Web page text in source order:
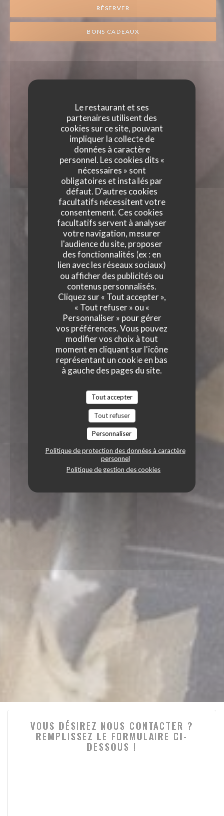
Le restaurant et ses
partenaires utilisent des
cookies sur ce site, pouvant
impliquer la collecte de
données à caractère
personnel. Les cookies dits «
nécessaires » sont
obligatoires et installés par
défaut. D'autres cookies
facultatifs nécessitent votre
consentement. Ces cookies
facultatifs servent à analyser
votre navigation, mesurer
l'audience du site, proposer
des fonctionnalités (ex : en
lien avec les réseaux sociaux)
ou afficher des publicités ou
contenus personnalisés.
Cliquez sur « Tout accepter »,
« Tout refuser » ou «
Personnaliser » pour gérer
vos préférences. Vous pouvez
modifier vos choix à tout
moment en cliquant sur l'icône
représentant un cookie en bas
à gauche des pages du site.
Tout accepter
Tout refuser
Personnaliser
Politique de protection des données à caractère
personnel
Politique de gestion des cookies
RÉSERVER
BONS CADEAUX
VOUS DÉSIREZ NOUS CONTACTER ?
REMPLISSEZ LE FORMULAIRE CI-
DESSOUS !